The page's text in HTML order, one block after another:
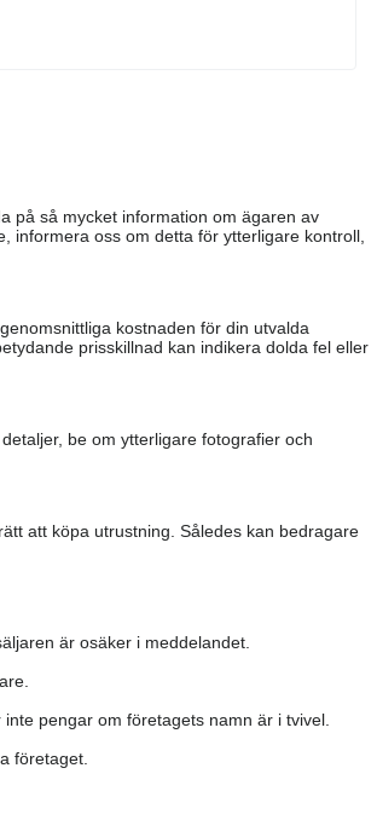
på så mycket information om ägaren av
informera oss om detta för ytterligare kontroll,
kostnaden för din utvalda
prisskillnad kan indikera dolda fel eller
be om ytterligare fotografier och
att köpa utrustning. Således kan bedragare
är osäker i meddelandet.
pengar om företagets namn är i tvivel.
företaget.